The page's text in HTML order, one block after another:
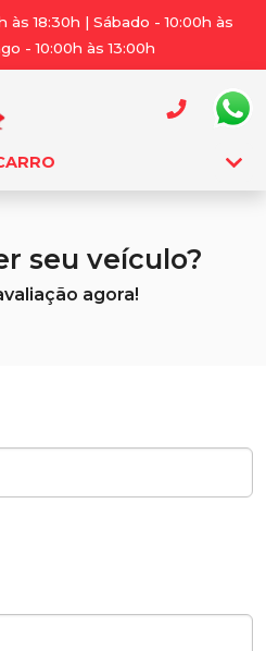
18:30h | Sábado - 10:00h às
- 10:00h às 13:00h
seu veículo?
agora!